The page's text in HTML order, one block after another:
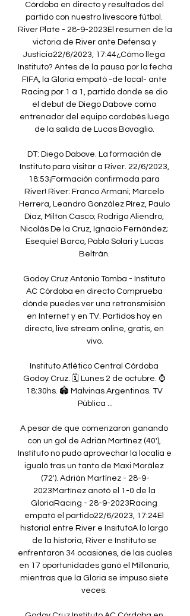
Córdoba en directo y resultados del
partido con nuestro livescore fútbol.
River Plate - 28-9-2023El resumen de la
victoria de River ante Defensa y
Justicia22/6/2023, 17:44¿Cómo llega
Instituto? Antes de la pausa por la fecha
FIFA, la Gloria empató -de local- ante
Racing por 1 a 1, partido donde se dio
el debut de Diego Dabove como
entrenador del equipo cordobés luego
de la salida de Lucas Bovaglio.
DT: Diego Dabove. La formación de
Instituto para visitar a River. 22/6/2023,
18:53¡Formación confirmada para
River! River: Franco Armani; Marcelo
Herrera, Leandro González Pírez, Paulo
Díaz, Milton Casco; Rodrigo Aliendro,
Nicolás De la Cruz, Ignacio Fernández;
Esequiel Barco, Pablo Solari y Lucas
Beltrán.
Godoy Cruz Antonio Tomba - Instituto
AC Córdoba en directo Comprueba
dónde puedes ver una retransmisión
en Internet y en TV. Partidos hoy en
directo, live stream online, gratis, en
vivo.
Instituto Atlético Central Córdoba
Godoy Cruz. 🗓️ Lunes 2 de octubre. ⌚️
18:30hs. 🏟️ Malvinas Argentinas. TV
Pública ...
A pesar de que comenzaron ganando
con un gol de Adrián Martínez (40'),
Instituto no pudo aprovechar la localía e
igualó tras un tanto de Maxi Morález
(72'). Adrián Martínez - 28-9-
2023Martínez anotó el 1-0 de la
GloriaRacing - 28-9-2023Racing
empató el partido22/6/2023, 17:24El
historial entre River e InsitutoA lo largo
de la historia, River e Instituto se
enfrentaron 34 ocasiones, de las cuales
en 17 oportunidades ganó el Millonario,
mientras que la Gloria se impuso siete
veces.